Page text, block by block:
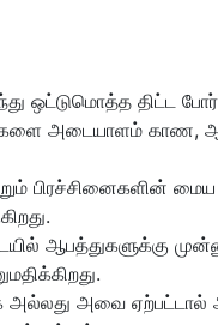
ஒட்டுமொத்த திட்ட
அடையாளம் காண,
பிரச்சினைகளின்
ஆபத்துகளுக்கு
அல்லது அவை